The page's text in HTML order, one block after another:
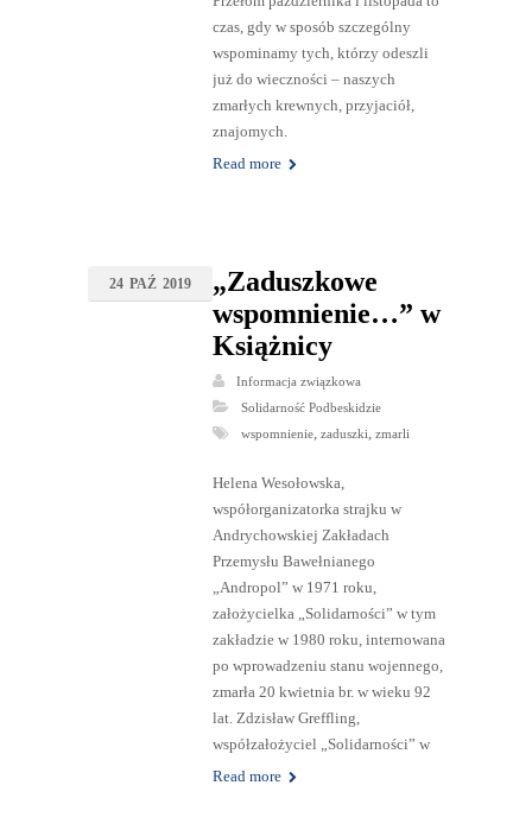
czas, gdy w sposób szczególny
wspominamy tych, którzy odeszli
już do wieczności – naszych
zmarłych krewnych, przyjaciół,
znajomych.
Read more
24 PAŹ 2019
„Zaduszkowe
wspomnienie…” w
Książnicy
Informacja związkowa
Solidarność Podbeskidzie
wspomnienie, zaduszki zmarli
Helena Wesołowska,
współorganizatorka strajku w
Andrychowskiej Zakładach
Przemysłu Bawełnianego
„Andropol” w 1971 roku,
założycielka „Solidarności” w tym
zakładzie w 1980 roku, internowana
po wprowadzeniu stanu wojennego,
zmarła 20 kwietnia br. w wieku 92
lat. Zdzisław Greffling,
współzałożyciel „Solidarności” w
Read more